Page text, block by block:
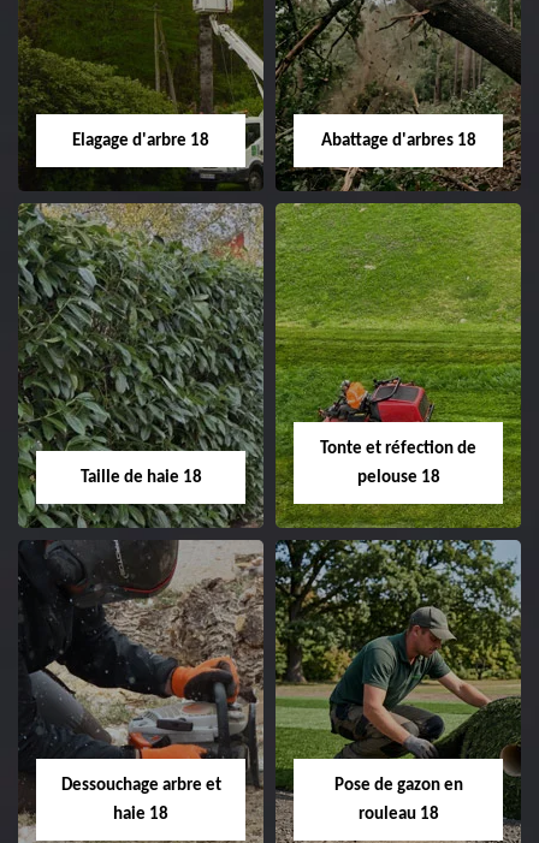
Artisan paysagiste 18
Cher tel: 02.52.56.49.40
changement
grillage et clôture
18
Spécialiste en pose et
changement grillage et
clôture 18 Cher tel:
02.52.56.49.40
Elagage d'arbre 18
Elagage d'arbre 18
Entreprise élagage
d'arbre 18 Cher tel:
02.52.56.49.40
Abattage d'arbres 18
Abattage d'arbres
18
Entreprise abattage
Taille de haie 18
Taille de haie 18
Entreprise taille de haie
18 Cher tel:
02.52.56.49.40
Tonte et réfection de
pelouse 18
Tonte et réfection
de pelouse 18
Entreprise tonte et
Cher tel: 02.52.56.49.40
Dessouchage arbre et
haie 18
Pose de gazon en
rouleau 18